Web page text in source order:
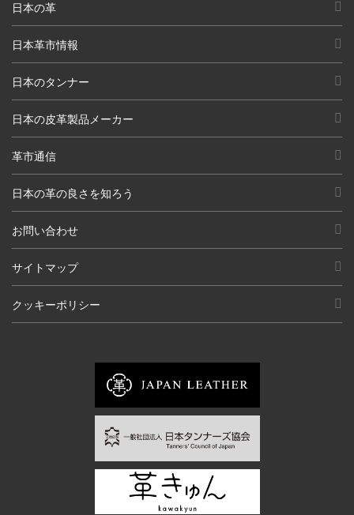
日本の革
日本革市情報
日本のタンナー
日本の皮革製品メーカー
革市通信
日本の革の良さを知ろう
お問い合わせ
サイトマップ
クッキーポリシー